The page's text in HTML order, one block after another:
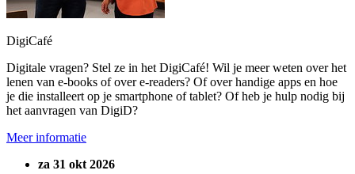
DigiCafé
Digitale vragen? Stel ze in het DigiCafé! Wil je meer weten over het
lenen van e-books of over e-readers? Of over handige apps en hoe
je die installeert op je smartphone of tablet? Of heb je hulp nodig bij
het aanvragen van DigiD?
Meer informatie
za 31 okt 2026